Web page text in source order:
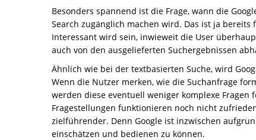
Besonders spannend ist die Frage, wann die
Search zugänglich machen wird. Das ist ja
Interessant wird sein, inwieweit die User
auch von den ausgelieferten Suchergebnissen
Ähnlich wie bei der textbasierten Suche, wird
Wenn die Nutzer merken, wie die Suchanfrage
werden diese eventuell weniger komplexe
Fragestellungen funktionieren noch nicht
zielführender. Denn Google ist inzwischen
einschätzen und bedienen zu können.